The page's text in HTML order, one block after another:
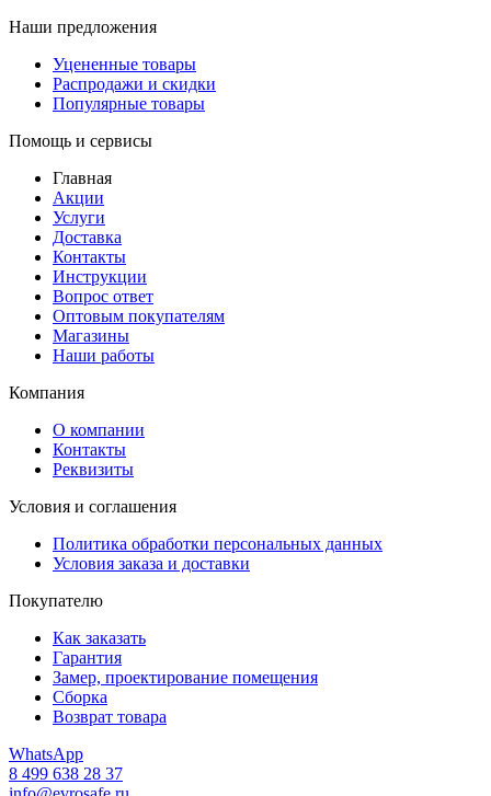
Наши предложения
Уцененные товары
Распродажи и скидки
Популярные товары
Помощь и сервисы
Главная
Акции
Услуги
Доставка
Контакты
Инструкции
Вопрос ответ
Оптовым покупателям
Магазины
Наши работы
Компания
О компании
Контакты
Реквизиты
Условия и соглашения
Политика обработки персональных данных
Условия заказа и доставки
Покупателю
Как заказать
Гарантия
Замер, проектирование помещения
Сборка
Возврат товара
WhatsApp
8 499 638 28 37